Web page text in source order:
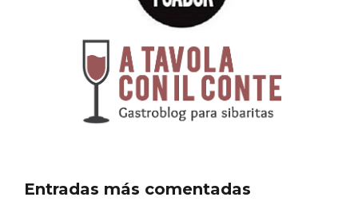
Entradas más comentadas